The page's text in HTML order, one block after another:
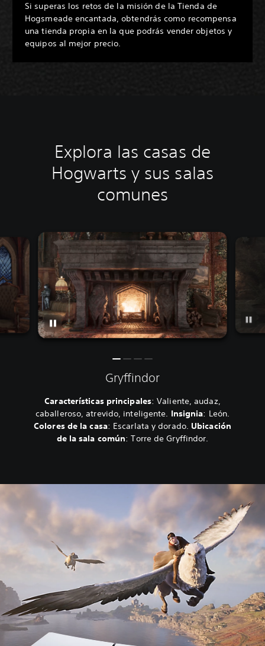
Si superas los retos de la misión de la Tienda de
Hogsmeade encantada, obtendrás como recompensa
una tienda propia en la que podrás vender objetos y
equipos al mejor precio.
Explora las casas de
Hogwarts y sus salas
comunes
Gryffindor
Características principales: Valiente, audaz,
caballeroso, atrevido, inteligente. Insignia: León.
Colores de la casa: Escarlata y dorado. Ubicación
de la sala común: Torre de Gryffindor.